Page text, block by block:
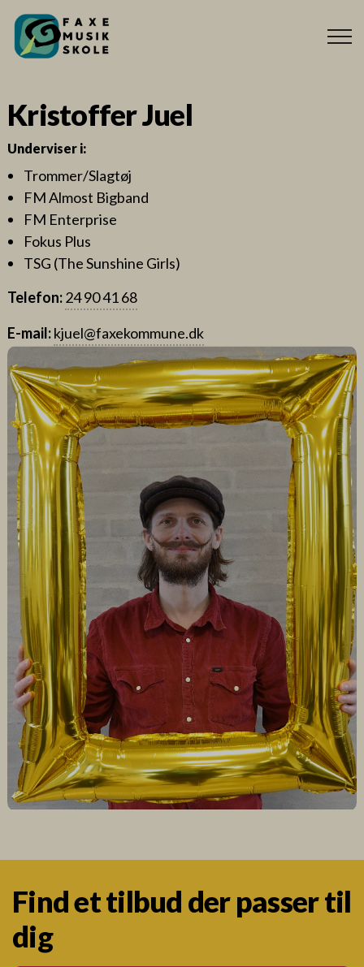
Kristoffer Juel
Underviser i:
Trommer/Slagtøj
FM Almost Bigband
FM Enterprise
Fokus Plus
TSG (The Sunshine Girls)
Telefon:24 90 41 68
E-mail:kjuel@faxekommune.dk
Find et tilbud der passer til
dig